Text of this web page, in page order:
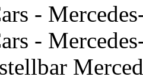
-
-